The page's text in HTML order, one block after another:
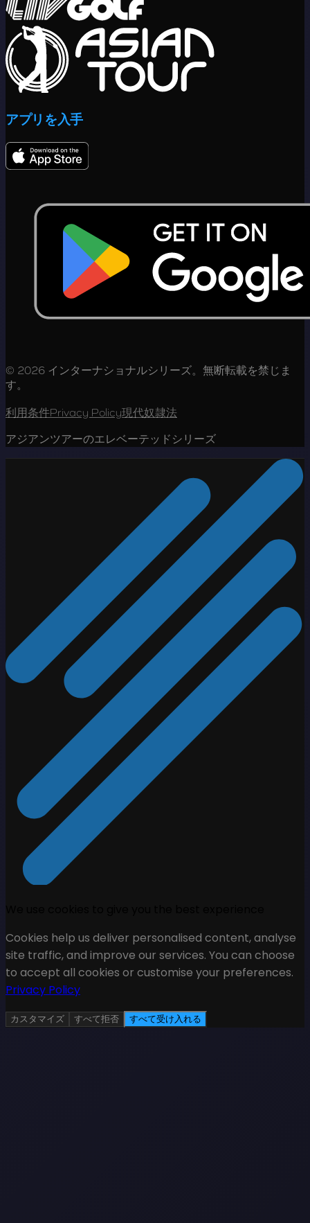
アプリを入手
© 2026 インターナショナルシリーズ。無断転載を禁じま
す。
利用条件Privacy Policy現代奴隷法
アジアンツアーのエレベーテッドシリーズ
Cookies help us deliver personalised content, analyse
site traffic, and improve our services. You can choose
to accept all cookies or customise your preferences.
Privacy Policy
カスタマイズ すべて拒否 すべて受け入れる